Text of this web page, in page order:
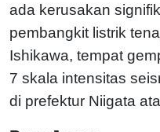
ada kerusakan
pembangkit listrik
Ishikawa, tempat
7 skala intensitas
di prefektur Niigata